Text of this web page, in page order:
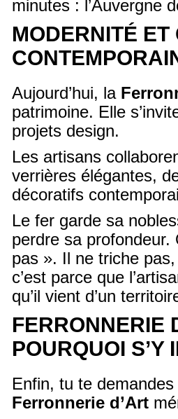
minutes : l’Auvergne
MODERNITÉ ET
Aujourd’hui, la
patrimoine. Elle
projets design.
Les artisans
verrières élégantes,
décoratifs
Le fer garde sa
perdre sa
pas ». Il ne triche
c’est parce que
qu’il vient d’un
FERRONNERIE
POURQUOI S’Y
Enfin, tu te
Ferronnerie d’Art